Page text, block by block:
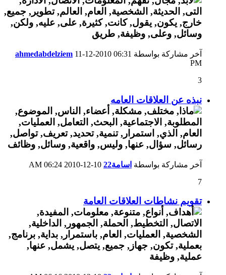
آخر مشاركة بواسطة ahmedabdelziem 11-12-2010 06:31
PM
3
نبذه عن العلاقات العامه
آخر مشاركة بواسطة اسامة22
06:24 AM
7
تقويم نشاطات العلاقات العامة